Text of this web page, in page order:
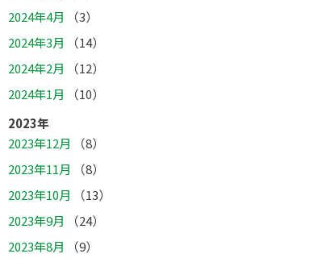
2024年4月
（3）
2024年3月
（14）
2024年2月
（12）
2024年1月
（10）
2023年
2023年12月
（8）
2023年11月
（8）
2023年10月
（13）
2023年9月
（24）
2023年8月
（9）